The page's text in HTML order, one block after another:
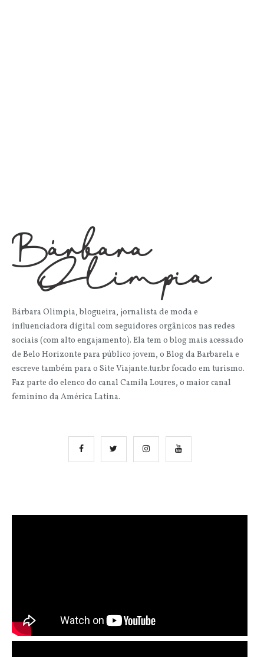
Bárbara Olimpia, blogueira, jornalista de moda e
influenciadora digital com seguidores orgânicos nas redes
sociais (com alto engajamento). Ela tem o blog mais acessado
de Belo Horizonte para público jovem, o Blog da Barbarela e
escreve também para o Site Viajante.tur.br focado em turismo.
Faz parte do elenco do canal Camila Loures, o maior canal
feminino da América Latina.